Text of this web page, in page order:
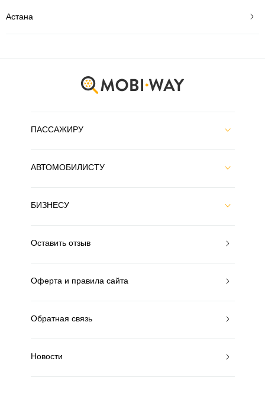
Астана
ПАССАЖИРУ
АВТОМОБИЛИСТУ
БИЗНЕСУ
Оставить отзыв
Оферта и правила сайта
Обратная связь
Новости